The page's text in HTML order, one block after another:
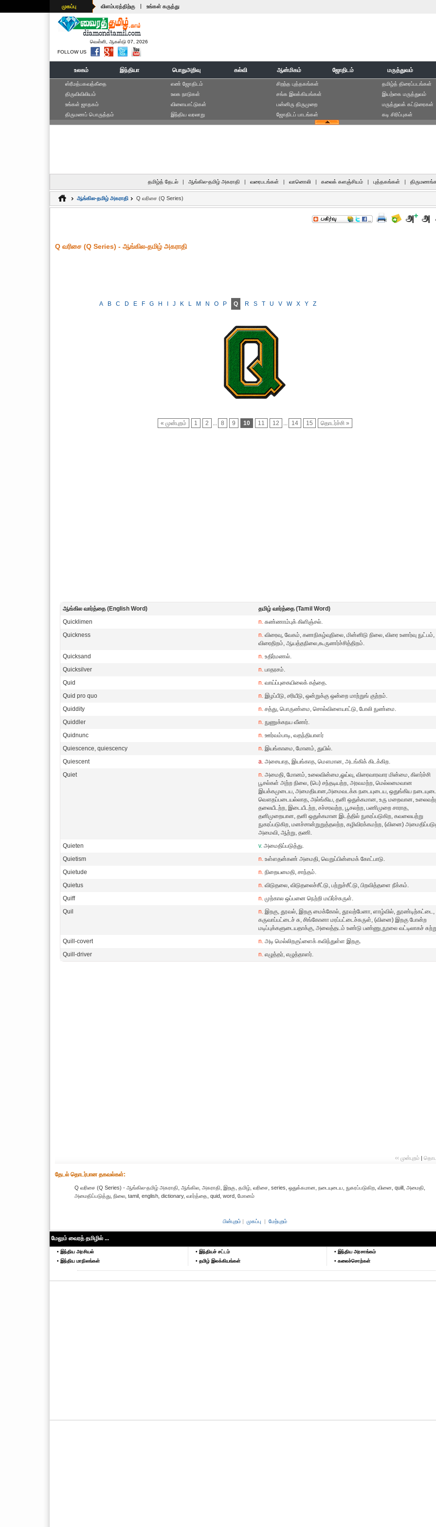
முகப்பு விளம்பரத்திற்கு | உங்கள் கருத்து
வெள்ளி, ஆகஸ்டு 07, 2026
FOLLOW US
உலகம் இந்தியா பொதுஅறிவு கல்வி ஆன்மிகம் ஜோதிடம் மருத்துவம்
ஸ்ரீமத்பகவத்கீதை
திருவிவிலியம்
உங்கள் ஜாதகம்
திருமணப் பொருத்தம்
எ‌ண் ஜோ‌திட‌ம்
உலக நாடுகள்
விளையாட்டுகள்
இந்திய வரலாறு
சிறந்த புத்தகங்கள்
சங்க இலக்கியங்கள்
பன்னிரு திருமுறை
ஜோதிடப் பாடங்கள்
தமிழ்த் திரைப்படங்கள்
இயற்கை மருத்துவம்
மருத்துவக் கட்டுரைகள்
கடி சிரிப்புகள்
தமிழ்த் தேடல் | ஆங்கில-தமிழ் அகராதி | வரைபடங்கள் | வானொலி | கலைக் களஞ்சியம் | புத்தகங்கள் |
ஆங்கில-தமிழ் அகராதி Q வரிசை (Q Series)
Q வரிசை (Q Series) - ஆங்கில-தமிழ் அகராதி
A B C D E F G H J K L M N O P Q R S T U V W X Y Z
« முன்புறம் 1 2 ... 8 9 10 11 12 ... 14 15 தொடர்ச்சி »
ஆங்கில வார்த்தை (English Word)
தமிழ் வார்த்தை (Tamil Word)
Quicklimen
n. சுண்ணாம்புக் கிளிஞ்சல்.
Quickness
n. விரைவு, வேகம், கணநிகழ்வுநிலை, மின்னிடு நிலை, விரை உணர்வு நுட்பம்,
விரைதிறம், ஆயத்தநிலை,கூருணர்ச்சித்திறம்.
Quicksand
n. உதிர்மணல்.
Quicksilver
n. பாதரசம்.
Quid
n. வாய்ப்புகையிலைக் கத்தை.
Quid pro quo
n. இழப்பீடு, சரியீடு, ஒன்றுக்கு ஒன்றை மாற்றுங் குற்றம்.
Quiddity
n. சத்து, பொருண்மை, சொல்விளையாட்டு, போலி நுண்மை.
Quiddler
n. நுணுக்கநய வீணர்.
Quidnunc
n. ஊர்வம்பாடி, வதந்தியாளர்
Quiescence, quiescency
n. இயங்காமை, மோனம், துயில்.
Quiescent
a. அசையாத, இயங்காத, மௌமான, அடங்கிக் கிடக்கிற.
Quiet
n. அமைதி, மோனம், உலைவின்மை,ஓய்வு, விரைவாரவார மின்மை, கிளர்ச்சி
பூசல்கள் அற்ற நிலை, (பெ) சந்தடியற்ற, அரவமற்ற, மெல்லமைவான
இயக்கமுடைய, அமைதியான,அமைவடக்க நடையுடைய, ஒதுங்கிய
வௌதப்படையல்லாத, அல்ங்கிய, தனி ஒதுக்கமான, உரு மறைவான,
தலையீடற்ற, இடையீடற்ற, சச்சரவற்ற, பூசலற்ற, பணிமுறை சாராத,
தனிமுறையான, தனி ஒதுக்கமான இடத்தில் நுகரப்படுகிற, கவலையற்று
நுகரப்படுகிற, மனச்சான்றுறுத்தலற்ற, கழிவிரக்கமற்ற, (வினை)
அமைவி, ஆற்று, தணி.
Quieten
v. அமைதிப்படுத்து.
Quietism
n. உள்ளதன்கண் அமைதி, வெறுப்பின்மைக் கோட்பாடு.
Quietude
n. நிறையமைதி, சாந்தம்.
Quietus
n. விடுதலை, விடுதலைச்சீட்டு, பற்றுச்சீட்டு, பிறவித்தளை நீக்கம்.
Quiff
n. முற்கால ஒப்பனை நெற்றி மயிர்ச்சுருள்.
Quil
n. இறகு, தூவல், இறகு மைக்கோல், தூவற்பேனா, ளாழ்வில், தூண்டிற்கட்டை,
கருவாப்பட்டைச் சு, சிங்கோனா மரப்பட்டைச்சுருள், (வினை) இறகு போன்ற
மடிப்புக்களுடையதாக்கு, அலைத்தடம் உண்டு பண்ணு,நூலை வட்டிலாகச்
Quill-covert
n. அடி மெல்லிறகுப்ளைக் கவிந்துள்ள இறகு.
Quill-driver
n. எழுத்தர், எழுத்தாளர்.
‹‹ முன்புறம் |
தேட‌ல் தொட‌ர்பான தகவ‌ல்க‌ள்:
Q வரிசை (Q Series) - ஆங்கில-தமிழ் அகராதி, ஆங்கில, அகராதி, இறகு, தமிழ், வரிசை, series, ஒதுக்கமான, நடையுடைய, நுகரப்படுகிற, வினை, quill, அமைதி,
அமைதிப்படுத்து, நிலை, tamil, english, dictionary, வார்த்தை, quid, word, மோனம்
பின்புறம் | முகப்பு | மேற்புறம்
மேலும் வைரத் தமிழில் ...
• இந்திய அரசியல்
• இந்திய மாநிலங்கள்
• இந்தியச் சட்டம்
• தமிழ் இலக்கியங்கள்
• இந்திய அரசாங்கம்
• கலைச்சொற்கள்